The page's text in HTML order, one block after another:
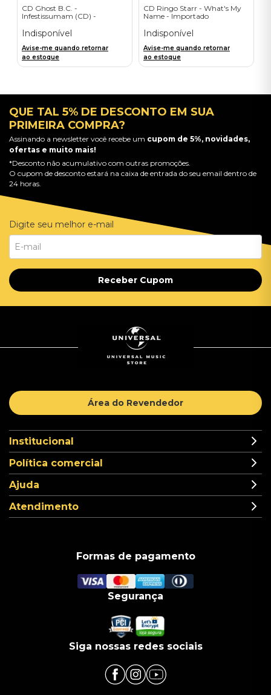
CD Ghost B.C. -
Infestissumam (CD) -
Indisponível
Avise-me quando retornar
ao estoque
CD Ringo Starr - What's My
Name - Importado
Indisponível
Avise-me quando retornar
ao estoque
QUE TAL 5% DE DESCONTO EM SUA
PRIMEIRA COMPRA?
Assinando a newsletter você recebe um cupom de 5%, novidades,
ofertas e muito mais!
*Desconto não acumulativo com outras promoções.
O cupom de desconto estará na caixa de entrada do seu email dentro de
24 horas.
Digite seu melhor e-mail
Receber Cupom
Área do Revendedor
Institucional
Política comercial
Ajuda
Atendimento
Formas de pagamento
Segurança
Siga nossas redes sociais